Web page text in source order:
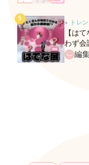
● トレン
【は
わず
てな展
編